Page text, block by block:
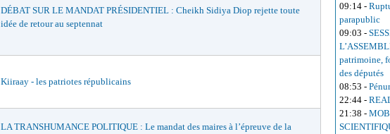
DÉBAT SUR LE MANDAT PRÉSIDENTIEL : Cheikh Sidiya Diop rejette toute
idée de retour au septennat
Kiiraay - les patriotes républicains
LA TRANSHUMANCE POLITIQUE : Le mandat des maires à l’épreuve de la
09:14 -
parapublic
09:03 -
patrimoine,
des députés
08:53 -
22:44 -
21:38 -